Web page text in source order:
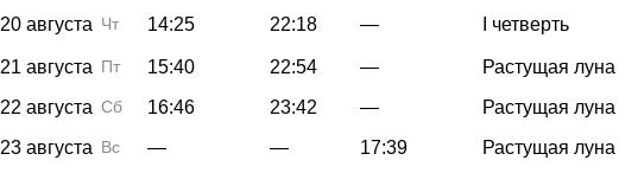
20 августа Чт 14:25 22:18 — I четверть
21 августа Пт 15:40 22:54 — Растущая луна
22 августа Сб 16:46 23:42 — Растущая луна
23 августа Вс — — 17:39 Растущая луна